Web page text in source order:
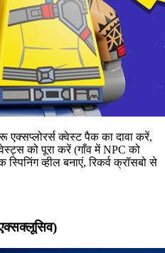
एक्सप्लोरर्स क्वेस्ट पैक का दावा करें,
को पूरा करें (गाँव में NPC को
व्हील बनाएं, रिकर्व क्रॉसबो से